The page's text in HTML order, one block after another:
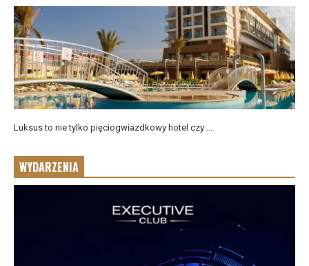
Luksus to nie tylko pięciogwiazdkowy hotel czy ...
WYDARZENIA